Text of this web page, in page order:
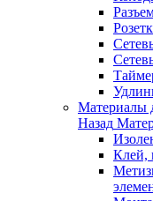
Материалы
Назад
Клей,